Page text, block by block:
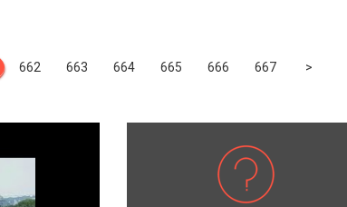
662 663 664 665 666 667 >